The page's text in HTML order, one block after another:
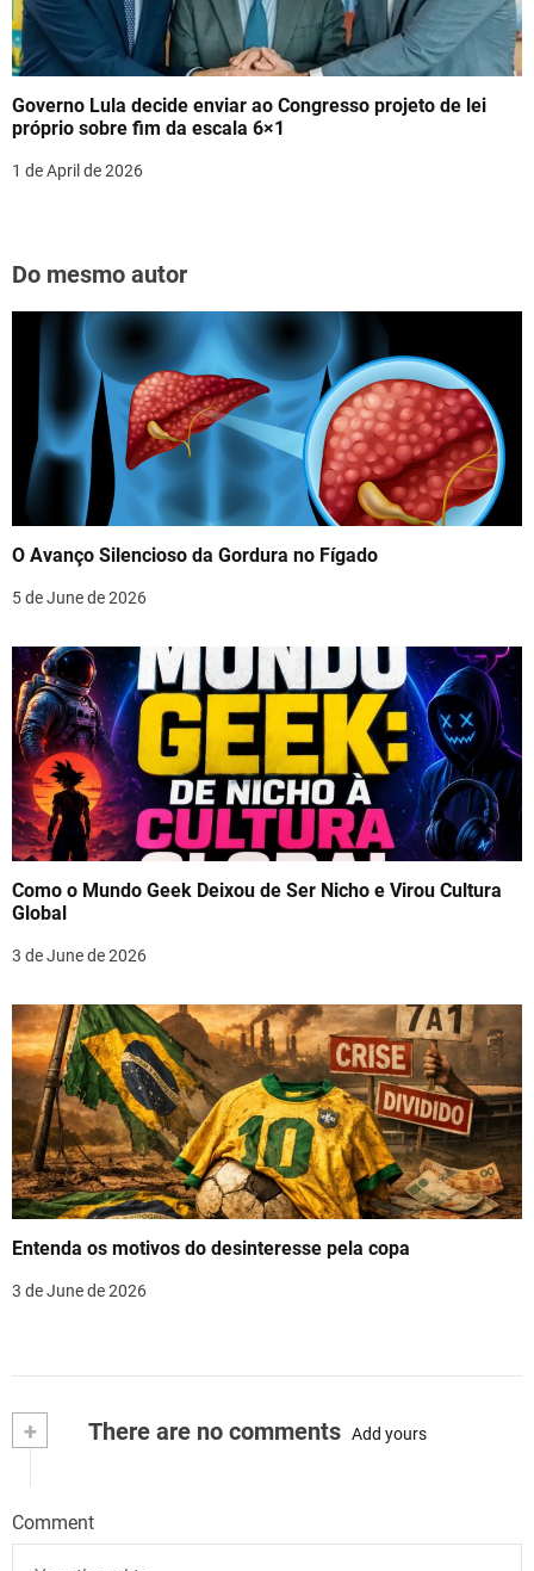
Governo Lula decide enviar ao Congresso projeto de lei
próprio sobre fim da escala 6×1
1 de April de 2026
Do mesmo autor
O Avanço Silencioso da Gordura no Fígado
5 de June de 2026
Como o Mundo Geek Deixou de Ser Nicho e Virou Cultura
Global
3 de June de 2026
Entenda os motivos do desinteresse pela copa
3 de June de 2026
+ There are no comments Add yours
Comment